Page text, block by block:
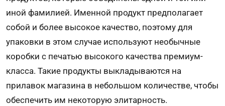
иной фамилией. Именной продукт предполагает
собой и более высокое качество, поэтому для
упаковки в этом случае используют необычные
коробки с печатью высокого качества премиум-
класса. Такие продукты выкладываются на
прилавок магазина в небольшом количестве, чтобы
обеспечить им некоторую элитарность.